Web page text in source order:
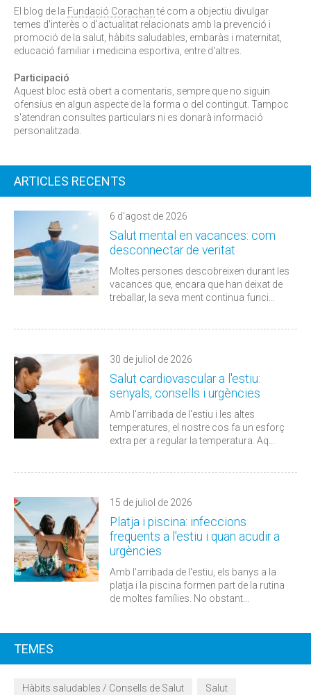
El blog de la Fundació Corachanté com a objectiu divulgar
temes d'interès o d'actualitat relacionats amb la prevenció i
promoció de la salut, hàbits saludables, embaràs i maternitat,
educació familiar i medicina esportiva, entre d'altres.
Participació
Aquest bloc està obert a comentaris, sempre que no siguin
ofensius en algun aspecte de la forma o del contingut. Tampoc
s'atendran consultes particulars ni es donarà informació
personalitzada.
ARTICLES RECENTS
6 d'agost de 2026
Salut mental en vacances: com
desconnectar de veritat
Moltes persones descobreixen durant les
vacances que, encara que han deixat de
treballar, la seva ment continua funci...
30 de juliol de 2026
Salut cardiovascular a l'estiu:
senyals, consells i urgències
Amb l'arribada de l'estiu i les altes
temperatures, el nostre cos fa un esforç
extra per a regular la temperatura. Aq...
15 de juliol de 2026
Platja i piscina: infeccions
freqüents a l'estiu i quan acudir a
urgències
Amb l'arribada de l'estiu, els banys a la
platja i la piscina formen part de la rutina
de moltes famílies. No obstant...
TEMES
Hàbits saludables / Consells de Salut Salut